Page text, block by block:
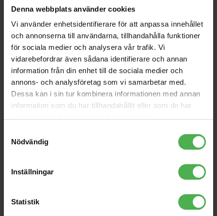
Denna webbplats använder cookies
Vi använder enhetsidentifierare för att anpassa innehållet
och annonserna till användarna, tillhandahålla funktioner
för sociala medier och analysera vår trafik. Vi
vidarebefordrar även sådana identifierare och annan
information från din enhet till de sociala medier och
annons- och analysföretag som vi samarbetar med.
Dessa kan i sin tur kombinera informationen med annan
information som du har tillhandahållit eller som de har
Nödvändig
Inställningar
Statistik
1 x XLR Ma > 1 x XLR Fe 2m
339 kr 10590 kr
GSP3202 Studio Monitor
Speaker Stand
979 kr
LSR305P MkII
2223 kr
Double RCA-Angled RCA
Black 3m
149 kr
Powercable powercon
3mtr to schuko 3x 2.5
mm
703 kr
200 kr